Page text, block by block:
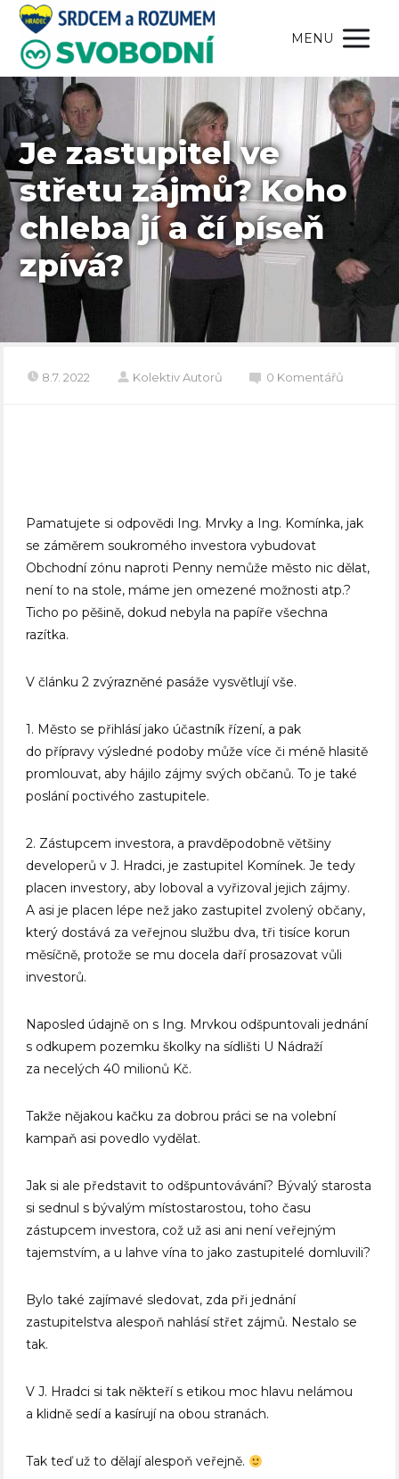
MENU
Je zastupitel ve
střetu zájmů? Koho
chleba jí a čí píseň
zpívá?
8.7. 2022 Kolektiv Autorů 0 Komentářů
Pamatujete si odpovědi Ing. Mrvky a Ing. Komínka, jak
se záměrem soukromého investora vybudovat
Obchodní zónu naproti Penny nemůže město nic dělat,
není to na stole, máme jen omezené možnosti atp.?
Ticho po pěšině, dokud nebyla na papíře všechna
razítka.
V článku 2 zvýrazněné pasáže vysvětlují vše.
1. Město se přihlásí jako účastník řízení, a pak
do přípravy výsledné podoby může více či méně hlasitě
promlouvat, aby hájilo zájmy svých občanů. To je také
poslání poctivého zastupitele.
2. Zástupcem investora, a pravděpodobně většiny
developerů v J. Hradci, je zastupitel Komínek. Je tedy
placen investory, aby loboval a vyřizoval jejich zájmy.
A asi je placen lépe než jako zastupitel zvolený občany,
který dostává za veřejnou službu dva, tři tisíce korun
měsíčně, protože se mu docela daří prosazovat vůli
investorů.
Naposled údajně on s Ing. Mrvkou odšpuntovali jednání
s odkupem pozemku školky na sídlišti U Nádraží
za necelých 40 milionů Kč.
Takže nějakou kačku za dobrou práci se na volební
kampaň asi povedlo vydělat.
Jak si ale představit to odšpuntovávání? Bývalý starosta
si sednul s bývalým místostarostou, toho času
zástupcem investora, což už asi ani není veřejným
tajemstvím, a u lahve vína to jako zastupitelé domluvili?
Bylo také zajímavé sledovat, zda při jednání
zastupitelstva alespoň nahlásí střet zájmů. Nestalo se
tak.
V J. Hradci si tak někteří s etikou moc hlavu nelámou
a klidně sedí a kasírují na obou stranách.
Tak teď už to dělají alespoň veřejně.